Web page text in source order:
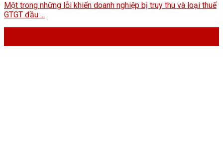
Một trong những lỗi khiến doanh nghiệp bị truy thu và loại thuế
GTGT đầu ...